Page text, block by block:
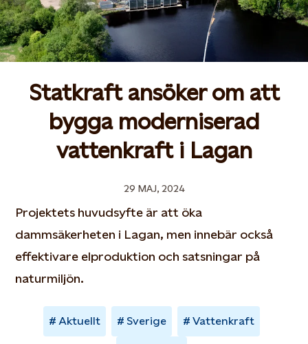
Statkraft ansöker om att
bygga moderniserad
vattenkraft i Lagan
29 MAJ, 2024
Projektets huvudsyfte är att öka
dammsäkerheten i Lagan, men innebär också
effektivare elproduktion och satsningar på
naturmiljön.
Aktuellt Sverige Vattenkraft